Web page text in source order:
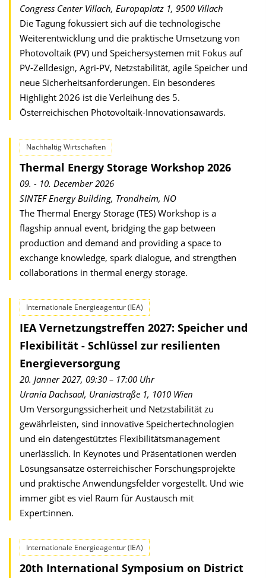
Congress Center Villach, Europaplatz 1, 9500 Villach
Die Tagung fokussiert sich auf die technologische
Weiterentwicklung und die praktische Umsetzung von
Photovoltaik (PV) und Speichersystemen mit Fokus auf
PV-Zelldesign, Agri-PV, Netzstabilität, agile Speicher und
neue Sicherheits­anforderungen. Ein besonderes
Highlight 2026 ist die Verleihung des 5.
Österreichischen Photovoltaik-Innovationsawards.
Nachhaltig Wirtschaften
Thermal Energy Storage Workshop 2026
09. - 10. December 2026
SINTEF Energy Building, Trondheim, NO
The Thermal Energy Storage (TES) Workshop is a
flagship annual event, bridging the gap between
production and demand and providing a space to
exchange knowledge, spark dialogue, and strengthen
collaborations in thermal energy storage.
Internationale Energieagentur (IEA)
IEA Vernetzungstreffen 2027: Speicher und
Flexibilität - Schlüssel zur resilienten
Energieversorgung
20. Jänner 2027, 09:30 – 17:00 Uhr
Urania Dachsaal, Uraniastraße 1, 1010 Wien
Um Versorgungssicherheit und Netzstabilität zu
gewährleisten, sind innovative Speichertechnologien
und ein datengestütztes Flexibilitätsmanagement
unerlässlich. In Keynotes und Präsentationen werden
Lösungsansätze österreichischer Forschungsprojekte
und praktische Anwendungsfelder vorgestellt. Und wie
immer gibt es viel Raum für Austausch mit
Expert:innen.
Internationale Energieagentur (IEA)
20th International Symposium on District